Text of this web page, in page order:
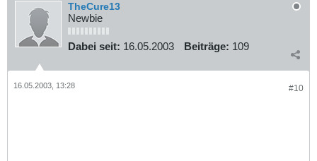
TheCure13
Newbie
Dabei seit: 16.05.2003 Beiträge: 109
#10
16.05.2003, 13:28